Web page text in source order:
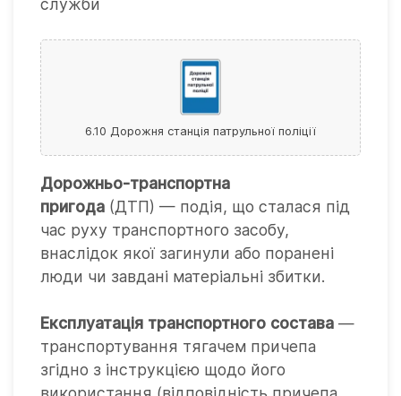
6.10 Дорожня станція патрульної поліції
Дорожньо-транспортна
пригода (ДТП) — подія, що сталася під
час руху транспортного засобу,
внаслідок якої загинули або поранені
люди чи завдані матеріальні збитки.
Експлуатація транспортного состава —
транспортування тягачем причепа
згідно з інструкцією щодо його